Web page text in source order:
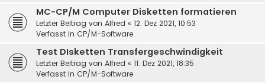
MC-CP/M Computer Disketten formatieren
Letzter Beitrag von Alfred « 12. Dez 2021, 10:53
Verfasst in CP/M-Software
Test DIsketten Transfergeschwindigkeit
Letzter Beitrag von Alfred « 11. Dez 2021, 18:35
Verfasst in CP/M-Software